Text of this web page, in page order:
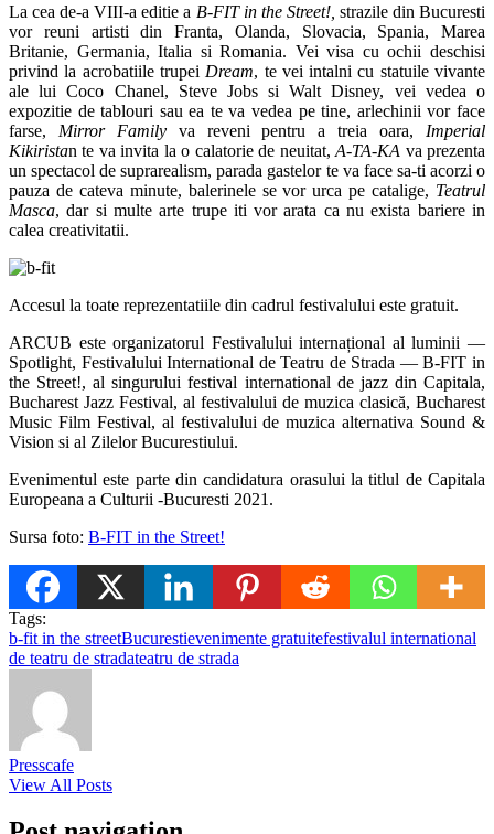
La cea de-a VIII-a editie a B-FIT in the Street!, strazile din Bucuresti
vor reuni artisti din Franta, Olanda, Slovacia, Spania, Marea
Britanie, Germania, Italia si Romania. Vei visa cu ochii deschisi
privind la acrobatiile trupei Dream, te vei intalni cu statuile vivante
ale lui Coco Chanel, Steve Jobs si Walt Disney, vei vedea o
expozitie de tablouri sau ea te va vedea pe tine, arlechinii vor face
farse, Mirror Familyva reveni pentru a treia oara, Imperial
Kikiristan te va invita la o calatorie de neuitat,A-TA-KA va prezenta
un spectacol de suprarealism, parada gastelor te va face sa-ti acorzi o
pauza de cateva minute, balerinele se vor urca pe catalige, Teatrul
Masca, dar si multe arte trupe iti vor arata ca nu exista bariere in
calea creativitatii.
Accesul la toate reprezentatiile din cadrul festivalului este gratuit.
ARCUB este organizatorul Festivalului internațional al luminii —
Spotlight, Festivalului International de Teatru de Strada — B-FIT in
the Street!, al singurului festival international de jazz din Capitala,
Bucharest Jazz Festival, al festivalului de muzica clasică, Bucharest
Music Film Festival, al festivalului de muzica alternativa Sound &
Vision si al Zilelor Bucurestiului.
Evenimentul este parte din candidatura orasului la titlul de Capitala
Europeana a Culturii -Bucuresti 2021.
Sursa foto: B-FIT in the Street!
Tags:
b-fit in the streetBucurestievenimente gratuitefestivalul international
de teatru de stradateatru de strada
Presscafe
View All Posts